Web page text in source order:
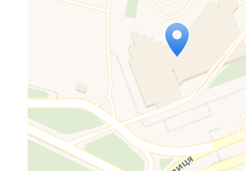
Travelers' Map is loading...
If you see this after your
page is loaded completely,
leafletJS files are missing.